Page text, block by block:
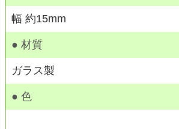
幅 約15mm
● 材質
ガラス製
● 色